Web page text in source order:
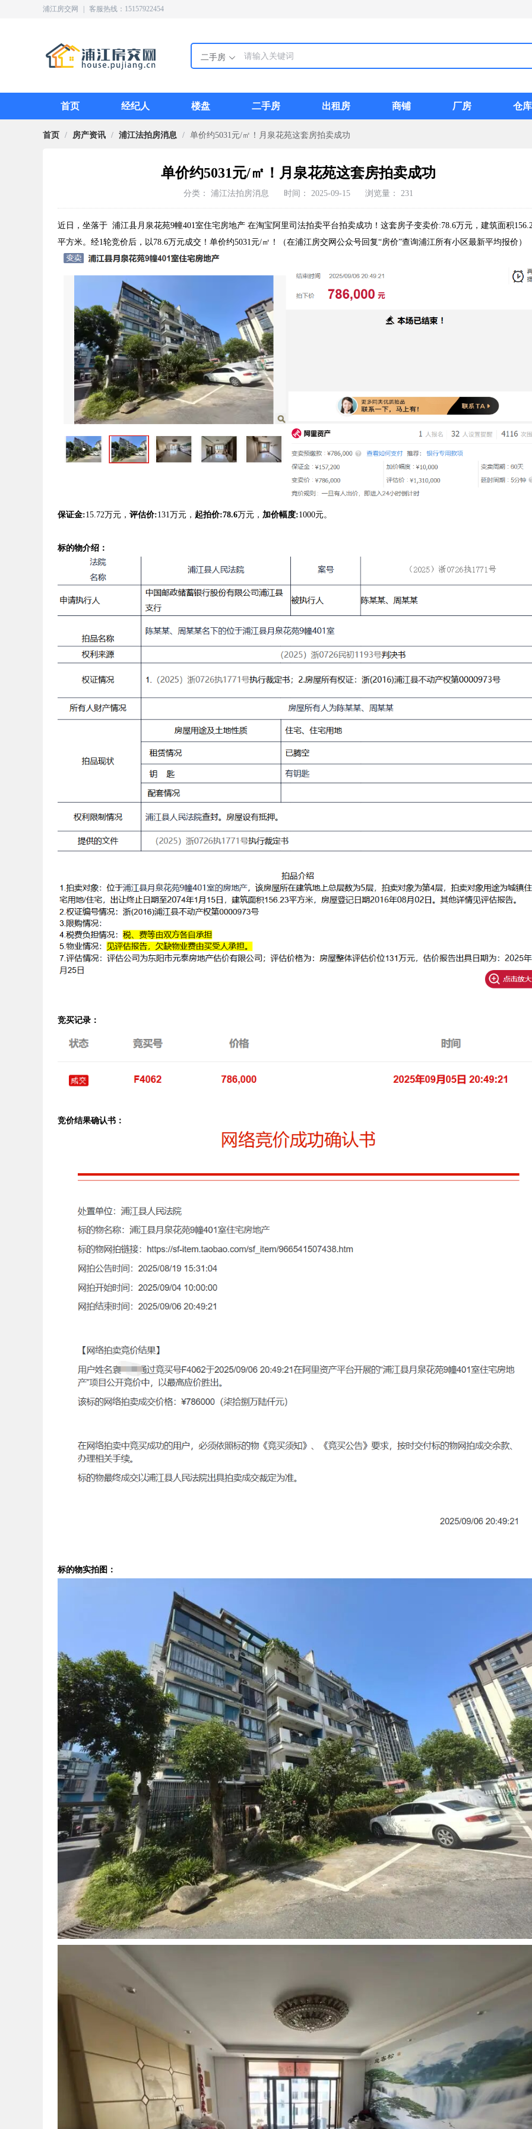
浦江房交网 客服热线：15157922454
二手房
首页 经纪人 楼盘 二手房 出租房 商铺 厂房 仓库
首页 / 房产资讯 / 浦江法拍房消息 / 单价约5031元/㎡！月泉花苑这套房拍卖成功
单价约5031元/㎡！月泉花苑这套房拍卖成功
分类： 浦江法拍房消息 时间： 2025-09-15 浏览量： 231
近日，坐落于 浦江县月泉花苑9幢401室住宅房地产 在淘宝阿里司法拍卖平台拍卖成功！这套房子变卖价:78.6万元，建筑面积
平方米。经1轮竞价后，以78.6万元成交！单价约5031元/㎡！（在浦江房交网公众号回复“房价”查询浦江所有小区最新平均报价）
保证金:15.72万元， 评估价:131万元， 起拍价:78.6万元， 加价幅度:1000元。
标的物介绍：
竞买记录：
竞价结果确认书：
标的物实拍图：